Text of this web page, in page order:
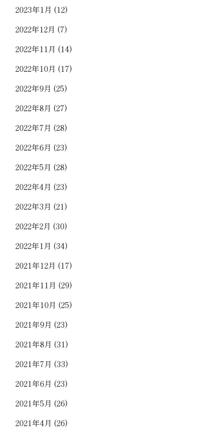
2023年1月 (12)
2022年12月 (7)
2022年11月 (14)
2022年10月 (17)
2022年9月 (25)
2022年8月 (27)
2022年7月 (28)
2022年6月 (23)
2022年5月 (28)
2022年4月 (23)
2022年3月 (21)
2022年2月 (30)
2022年1月 (34)
2021年12月 (17)
2021年11月 (29)
2021年10月 (25)
2021年9月 (23)
2021年8月 (31)
2021年7月 (33)
2021年6月 (23)
2021年5月 (26)
2021年4月 (26)